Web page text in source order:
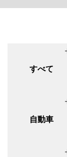
すべて
自動車